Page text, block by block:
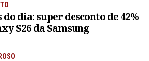
dia: super desconto de 42%
S26 da Samsung